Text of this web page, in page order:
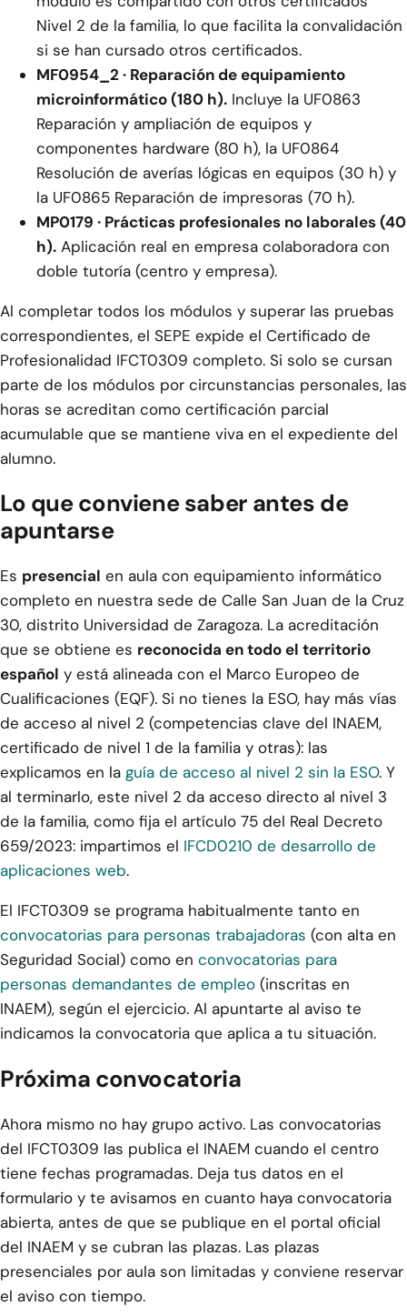
Nivel 2 de la familia, lo que facilita la convalidación
si se han cursado otros certificados.
MF0954_2 · Reparación de equipamiento
microinformático (180 h). Incluye la UF0863
Reparación y ampliación de equipos y
componentes hardware (80 h), la UF0864
Resolución de averías lógicas en equipos (30 h) y
la UF0865 Reparación de impresoras (70 h).
MP0179 · Prácticas profesionales no laborales (40
h). Aplicación real en empresa colaboradora con
doble tutoría (centro y empresa).
Al completar todos los módulos y superar las pruebas
correspondientes, el SEPE expide el Certificado de
Profesionalidad IFCT0309 completo. Si solo se cursan
parte de los módulos por circunstancias personales, las
horas se acreditan como certificación parcial
acumulable que se mantiene viva en el expediente del
alumno.
Lo que conviene saber antes de
apuntarse
Es presencial en aula con equipamiento informático
completo en nuestra sede de Calle San Juan de la Cruz
30, distrito Universidad de Zaragoza. La acreditación
que se obtiene es reconocida en todo el territorio
español y está alineada con el Marco Europeo de
Cualificaciones (EQF). Si no tienes la ESO, hay más vías
de acceso al nivel 2 (competencias clave del INAEM,
certificado de nivel 1 de la familia y otras): las
explicamos en la guía de acceso al nivel 2 sin la ESO. Y
al terminarlo, este nivel 2 da acceso directo al nivel 3
de la familia, como fija el artículo 75 del Real Decreto
659/2023: impartimos el IFCD0210 de desarrollo de
aplicaciones web.
El IFCT0309 se programa habitualmente tanto en
convocatorias para personas trabajadoras (con alta en
Seguridad Social) como en convocatorias para
personas demandantes de empleo (inscritas en
INAEM), según el ejercicio. Al apuntarte al aviso te
indicamos la convocatoria que aplica a tu situación.
Próxima convocatoria
Ahora mismo no hay grupo activo. Las convocatorias
del IFCT0309 las publica el INAEM cuando el centro
tiene fechas programadas. Deja tus datos en el
formulario y te avisamos en cuanto haya convocatoria
abierta, antes de que se publique en el portal oficial
del INAEM y se cubran las plazas. Las plazas
presenciales por aula son limitadas y conviene reservar
el aviso con tiempo.